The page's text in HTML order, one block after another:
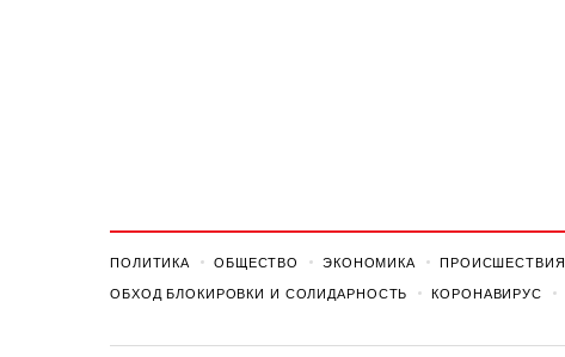
ПОЛИТИКА ОБЩЕСТВО ЭКОНОМИКА ПРОИСШЕСТВИЯ
ОБХОД БЛОКИРОВКИ И СОЛИДАРНОСТЬ КОРОНАВИРУС